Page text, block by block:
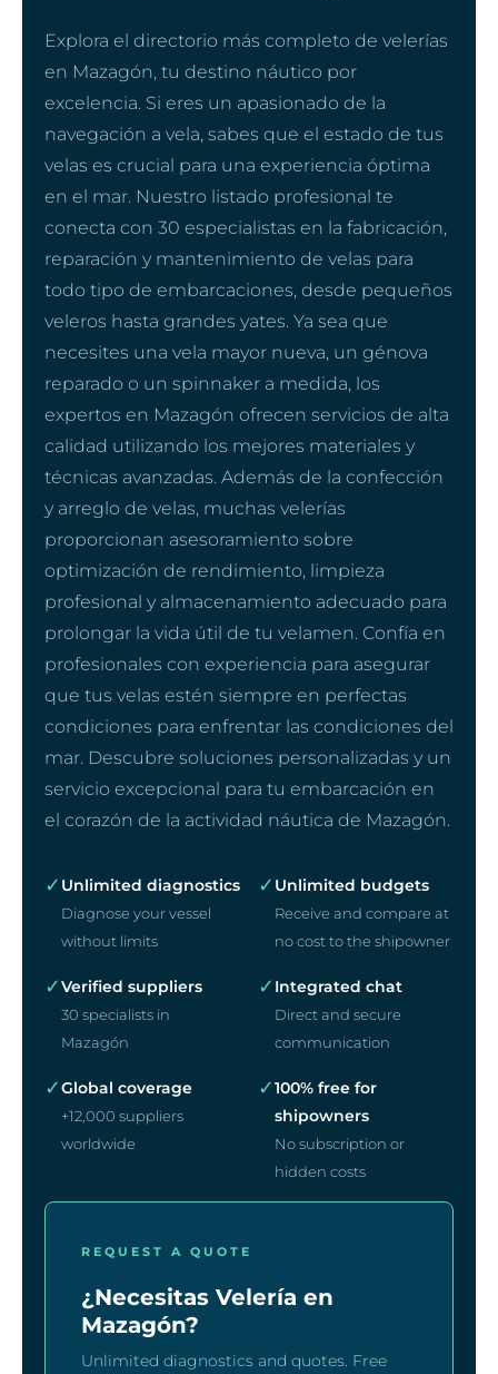
Explora el directorio más completo de velerías
en Mazagón, tu destino náutico por
excelencia. Si eres un apasionado de la
navegación a vela, sabes que el estado de tus
velas es crucial para una experiencia óptima
en el mar. Nuestro listado profesional te
conecta con 30 especialistas en la fabricación,
reparación y mantenimiento de velas para
todo tipo de embarcaciones, desde pequeños
veleros hasta grandes yates. Ya sea que
necesites una vela mayor nueva, un génova
reparado o un spinnaker a medida, los
expertos en Mazagón ofrecen servicios de alta
calidad utilizando los mejores materiales y
técnicas avanzadas. Además de la confección
y arreglo de velas, muchas velerías
proporcionan asesoramiento sobre
optimización de rendimiento, limpieza
profesional y almacenamiento adecuado para
prolongar la vida útil de tu velamen. Confía en
profesionales con experiencia para asegurar
que tus velas estén siempre en perfectas
condiciones para enfrentar las condiciones del
mar. Descubre soluciones personalizadas y un
servicio excepcional para tu embarcación en
el corazón de la actividad náutica de Mazagón.
✓ Unlimited diagnostics
Diagnose your vessel
without limits
✓ Unlimited budgets
Receive and compare at
no cost to the shipowner
✓Verified suppliers
30 specialists in
Mazagón
✓ Integrated chat
Direct and secure
communication
✓Global coverage
+12,000 suppliers
worldwide
✓100% free for
shipowners
No subscription or
hidden costs
REQUEST A QUOTE
¿Necesitas Velería en
Mazagón?
Unlimited diagnostics and quotes. Free